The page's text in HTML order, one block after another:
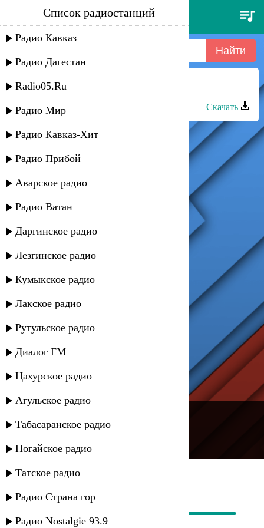
ofenbach - be mine (record mix)
Список радиостанций
Радио Кавказ
Радио Дагестан
Radio05.Ru
Радио Мир
Радио Кавказ-Хит
Радио Прибой
Аварское радио
Радио Ватан
Даргинское радио
Лезгинское радио
Кумыкское радио
Лакское радио
Рутульское радио
Диалог FM
Цахурское радио
Агульское радио
Табасаранское радио
Ногайское радио
Татское радио
Радио Страна гор
Радио Nostalgie 93.9
Шадвал группа - Михьи ашкъи
Скачать
---
Русское радио